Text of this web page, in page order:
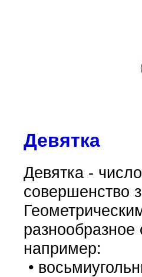
Девятка
Девятка -
совершенство
например:
•